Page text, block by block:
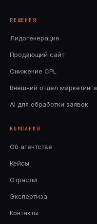
РЕШЕНИЯ
Лидогенерация
Продающий сайт
Снижение CPL
Внешний отдел маркетинга
AI для обработки заявок
КОМПАНИЯ
Об агентстве
Кейсы
Отрасли
Экспертиза
Контакты